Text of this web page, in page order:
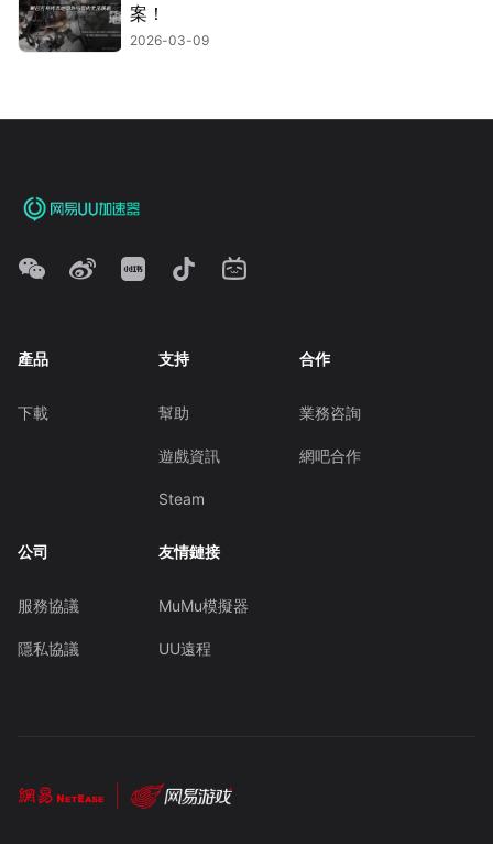
案！
2026-03-09
產品
下載
支持
幫助
遊戲資訊
Steam
合作
業務咨詢
網吧合作
公司
服務協議
隱私協議
友情鏈接
MuMu模擬器
UU遠程